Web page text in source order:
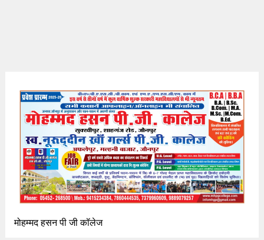
मोहम्मद हसन पी जी कॉलेज